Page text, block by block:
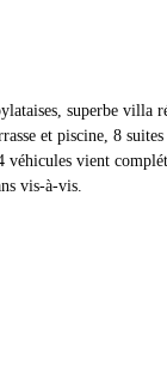
superbe villa
et piscine, 8 suites
véhicules vient
vis-à-vis.